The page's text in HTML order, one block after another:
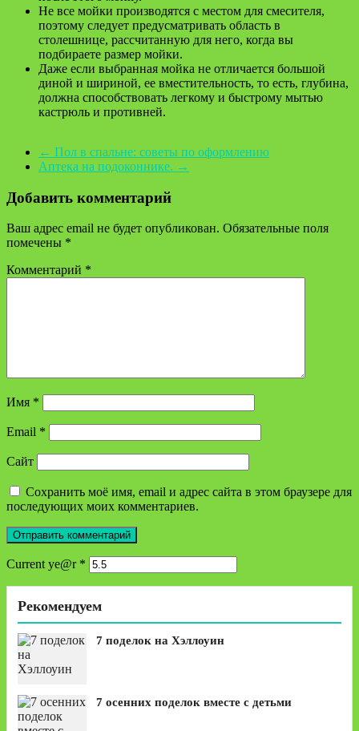
Не все мойки производятся с местом для смесителя,
поэтому следует предусматривать область в
столешнице, рассчитанную для него, когда вы
подбираете размер мойки.
Даже если выбранная мойка не отличается большой
диной и шириной, ее вместительность, то есть, глубина,
должна способствовать легкому и быстрому мытью
кастрюль и противней.
← Пол в спальне: советы по оформлению
Аптека на подоконнике. →
Добавить комментарий
Ваш адрес email не будет опубликован. Обязательные поля
помечены *
Комментарий *
Имя *
Email *
Сайт
Сохранить моё имя, email и адрес сайта в этом браузере для
последующих моих комментариев.
Current ye@r *
Рекомендуем
7 поделок на Хэллоуин
7 осенних поделок вместе с детьми